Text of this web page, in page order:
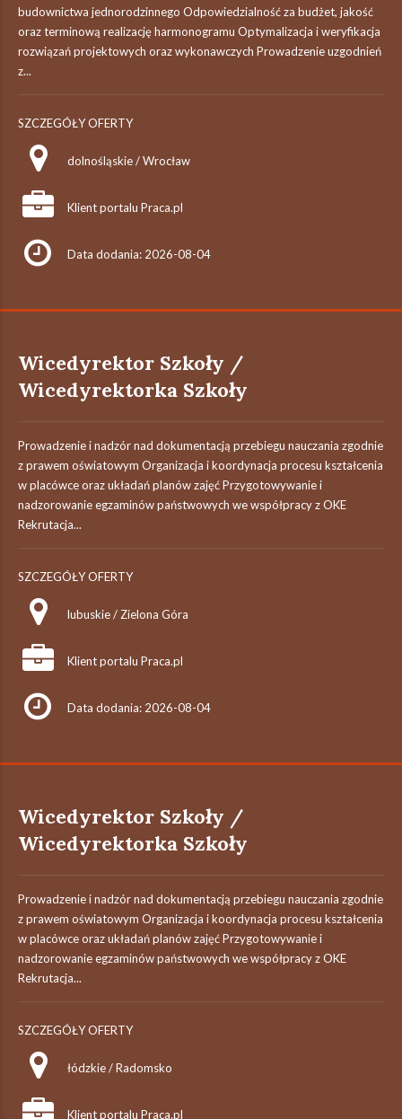
budownictwa jednorodzinnego Odpowiedzialność za budżet, jakość
oraz terminową realizację harmonogramu Optymalizacja i weryfikacja
rozwiązań projektowych oraz wykonawczych Prowadzenie uzgodnień
z...
SZCZEGÓŁY OFERTY
dolnośląskie / Wrocław
Klient portalu Praca.pl
Data dodania: 2026-08-04
Wicedyrektor Szkoły /
Wicedyrektorka Szkoły
Prowadzenie i nadzór nad dokumentacją przebiegu nauczania zgodnie
z prawem oświatowym Organizacja i koordynacja procesu kształcenia
w placówce oraz układań planów zajęć Przygotowywanie i
nadzorowanie egzaminów państwowych we współpracy z OKE
Rekrutacja...
SZCZEGÓŁY OFERTY
lubuskie / Zielona Góra
Klient portalu Praca.pl
Data dodania: 2026-08-04
Wicedyrektor Szkoły /
Wicedyrektorka Szkoły
Prowadzenie i nadzór nad dokumentacją przebiegu nauczania zgodnie
z prawem oświatowym Organizacja i koordynacja procesu kształcenia
w placówce oraz układań planów zajęć Przygotowywanie i
nadzorowanie egzaminów państwowych we współpracy z OKE
Rekrutacja...
SZCZEGÓŁY OFERTY
łódzkie / Radomsko
Klient portalu Praca.pl